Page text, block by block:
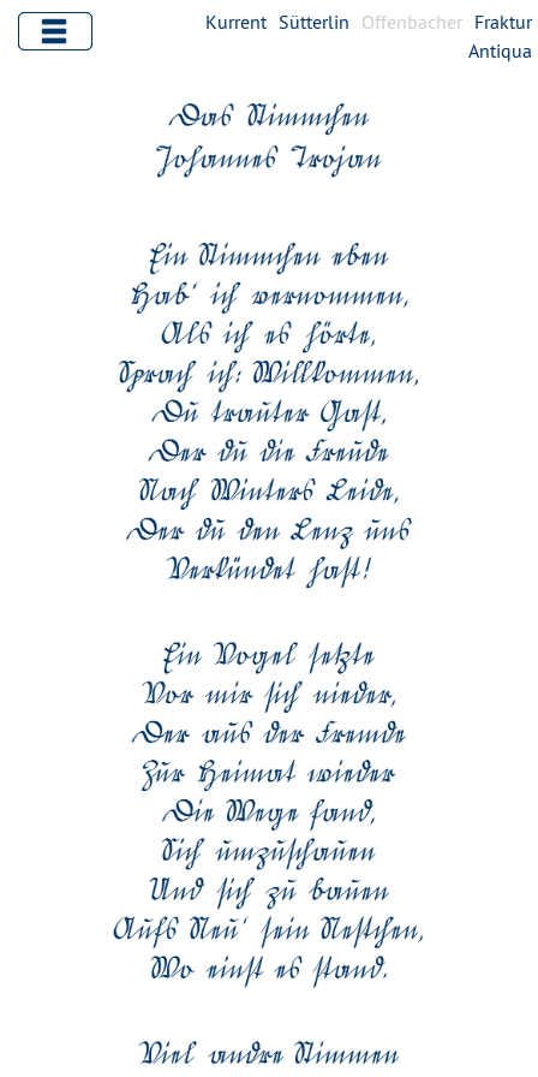
Kurrent Sütterlin Offenbacher Fraktur
Antiqua